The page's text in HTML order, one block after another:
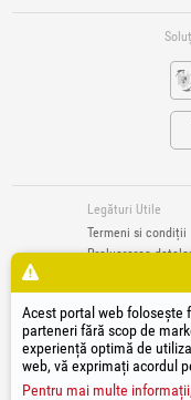
Legături Utile
Termeni si condiții
Prelucrarea
Datele de
Autoritatea
Soluționarea
HGT ®, EvoTools® , EvoSanitary®,
PowerForProfessionals
și siglele
Copyright 1994-2026Honest
Acest portal web folosește
parteneri fără scop de
experiență optimă de
web, vă exprimați acordul
Pentru mai multe